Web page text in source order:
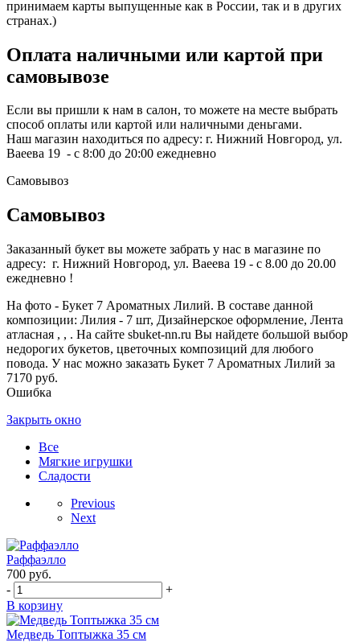
принимаем карты выпущенные как в России, так и в других
странах.)
Оплата наличными или картой при
самовывозе
Если вы пришли к нам в салон, то можете на месте выбрать
способ оплаты или картой или наличными деньгами.
Наш магазин находиться по адресу: г. Нижний Новгород, ул.
Ваеева 19 - с 8:00 до 20:00 ежедневно
Самовывоз
Самовывоз
Заказанный букет вы можете забрать у нас в магазине по
адресу: г. Нижний Новгород, ул. Ваеева 19 - с 8.00 до 20.00
ежедневно !
На фото - Букет 7 Ароматных Лилий. В составе данной
композиции: Лилия - 7 шт, Дизайнерское оформление, Лента
атласная , , . На сайте sbuket-nn.ru Вы найдете большой выбор
недорогих букетов, цветочных композиций для любого
повода. У нас можно заказать Букет 7 Ароматных Лилий за
7170 руб.
Ошибка
Закрыть окно
Все
Мягкие игрушки
Сладости
Previous
Next
Раффаэлло
700 руб.
-
+
В корзину
Медведь Топтыжка 35 см